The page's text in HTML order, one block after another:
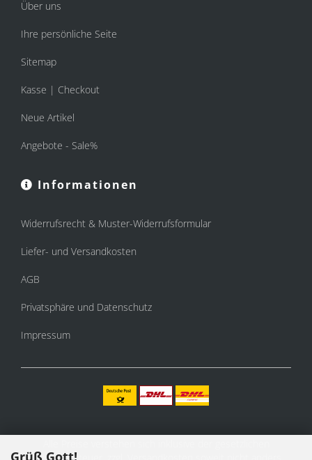
Grüß Gott!
Über uns
Ihre persönliche Seite
Sitemap
Kasse | Checkout
Neue Artikel
Angebote - Sale%
Informationen
Widerrufsrecht & Muster-Widerrufsformular
Liefer- und Versandkosten
AGB
Privatsphäre und Datenschutz
Impressum